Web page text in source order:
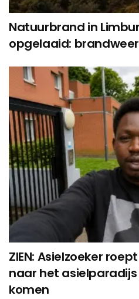
Natuurbrand in
opgelaaid:
ZIEN: Asielzoeker
naar het
komen